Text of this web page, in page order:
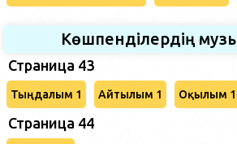
Көшпенділердің
Страница 43
Тыңдалым 1 Айтылым 1 Оқылым 1
Страница 44